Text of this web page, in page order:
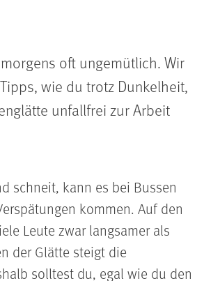
oft ungemütlich. Wir
wie du trotz Dunkelheit,
unfallfrei zur Arbeit
schneit, kann es bei Bussen
kommen. Auf den
Leute zwar langsamer als
der Glätte steigt die
solltest du, egal wie du den